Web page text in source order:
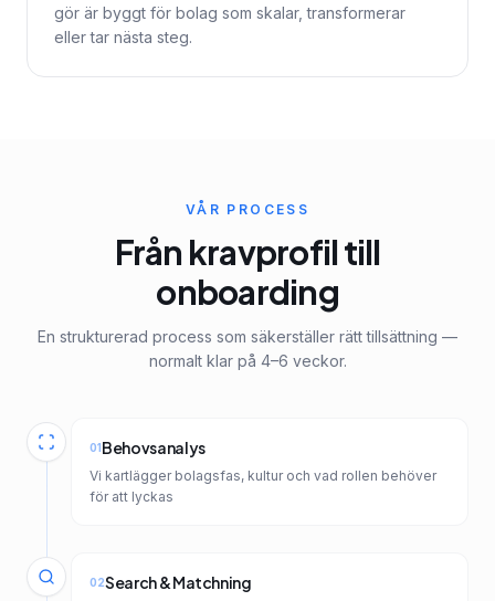
gör är byggt för bolag som skalar, transformerar
eller tar nästa steg.
VÅR PROCESS
Från kravprofil till
onboarding
En strukturerad process som säkerställer rätt tillsättning —
normalt klar på 4–6 veckor.
01Behovsanalys
Vi kartlägger bolagsfas, kultur och vad rollen behöver
för att lyckas
02Search & Matchning